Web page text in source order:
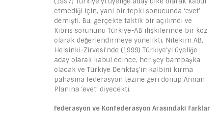
etmediği için, yani bir tepki sonucunda ‘evet’
demişti. Bu, gerçekte taktik bir açılımdı ve
Kıbrıs sorununu Türkiye-AB ilişkilerinde bir koz
olarak değerlendirmeye yönelikti. Nitekim AB,
Helsinki-Zirvesi’nde (1999) Türkiye’yi üyeliğe
aday olarak kabul edince, her şey bambaşka
olacak ve Türkiye Denktaş’ın kalbini kırma
pahasına federasyon tezine geri dönüp Annan
Planına ‘evet’ diyecekti.
Federasyon ve Konfederasyon Arasındaki Farklar